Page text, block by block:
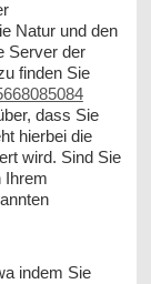
Natur und den
Server der
finden Sie
dass Sie
hierbei die
wird. Sind Sie
Ihrem
indem Sie